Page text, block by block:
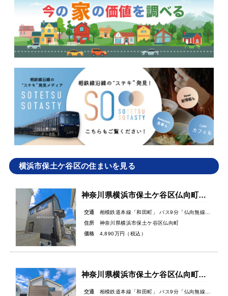
横浜市保土ケ谷区の住まいを見る
神奈川県横浜市保土ケ谷区仏向町新築戸建
交通
相模鉄道本線「和田町」 バス9分「仏向無線塔」バス停徒歩3分
住所
神奈川県横浜市保土ケ谷区仏向町
価格
4,890万円（税込）
神奈川県横浜市保土ケ谷区仏向町新築戸建
交通
相模鉄道本線「和田町」 バス9分「仏向無線塔」バス停徒歩3分